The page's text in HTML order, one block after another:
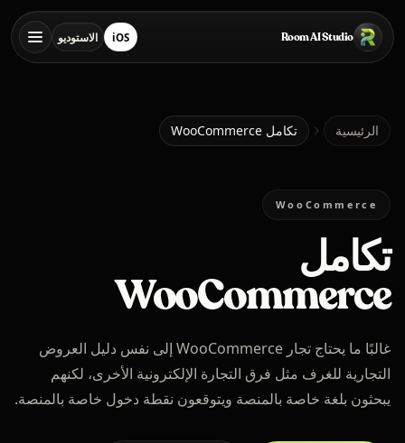
تخطي إلى المحتوى الرئيسي
Room AI Studioالرئيسية iOSتنزيل من App Storeالاستوديوفتح الاستوديو
Room AI Studio
العربية
الرئيسية تكامل WooCommerce
WooCommerce
تكامل
WooCommerce
غالبًا ما يحتاج تجار WooCommerce إلى نفس دليل العروض
التجارية للغرف مثل فرق التجارة الإلكترونية الأخرى، لكنهم
يبحثون بلغة خاصة بالمنصة ويتوقعون نقطة دخول خاصة بالمنصة.